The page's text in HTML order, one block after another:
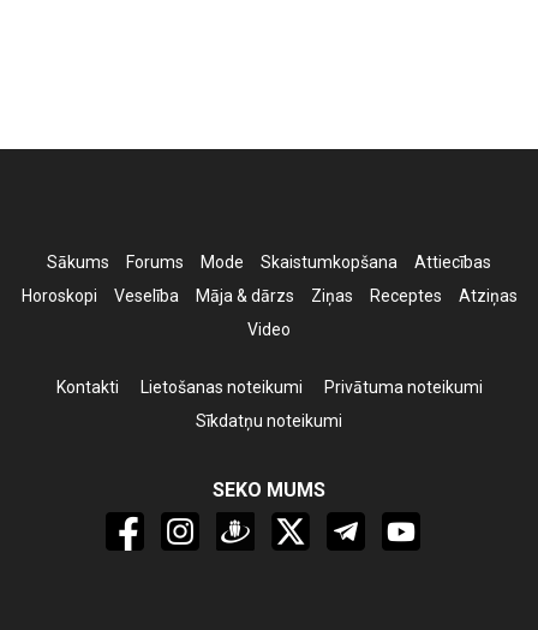
Sākums Forums Mode Skaistumkopšana
Attiecības
Horoskopi
Veselība Māja & dārzs Ziņas Receptes
Atziņas
Video
Kontakti Lietošanas noteikumi
Privātuma noteikumi
Sīkdatņu noteikumi
SEKO MUMS